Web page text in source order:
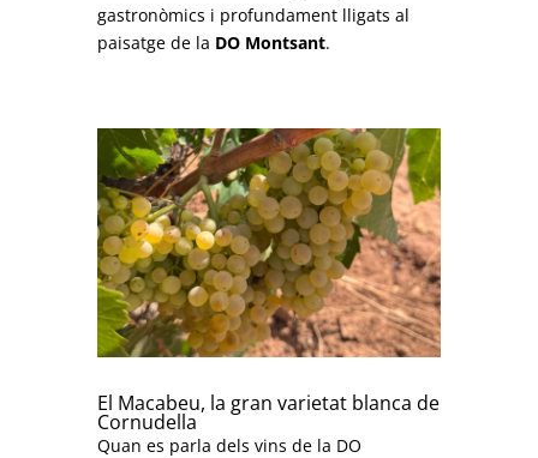
gastronòmics i profundament lligats al
paisatge de la DO Montsant.
El Macabeu, la gran varietat blanca de
Cornudella
Quan es parla dels vins de la DO